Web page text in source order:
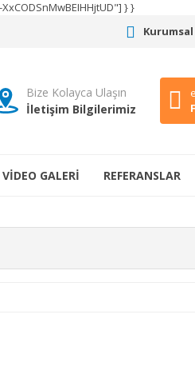
} }
Bize Kolayca Ulaşın
İletişim Bilgilerimiz
VİDEO GALERİ REFERANSLAR